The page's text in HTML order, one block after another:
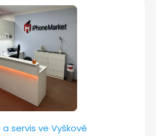
servis ve Vyškově